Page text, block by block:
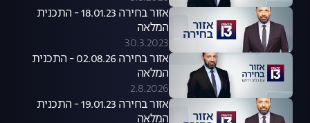
אזור בחירה 18.01.23 - התכנית
המלאה
30.3.2023
אזור בחירה 02.08.26 - התכנית
המלאה
2.8.2026
אזור בחירה 19.01.23 - התכנית
המלאה